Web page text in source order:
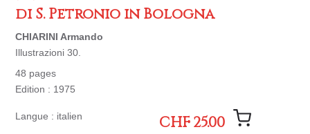
di S. Petronio in Bologna
CHIARINI Armando
Illustrazioni 30.
48 pages
Edition : 1975
Langue : italien CHF 25.00